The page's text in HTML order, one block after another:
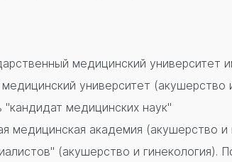
медицинский университет
университет (акушерство
медицинских наук"
медицинская академия (акушерство
(акушерство и гинекология).